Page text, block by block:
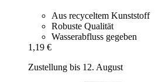
Aus recyceltem Kunststoff
Robuste Qualität
Wasserabfluss gegeben
1,19 €
Zustellung bis 12. August